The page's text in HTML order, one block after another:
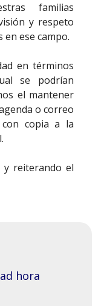
familias
y respeto
ese campo.
en términos
se podrían
el mantener
o correo
copia a la
y reiterando el
hora